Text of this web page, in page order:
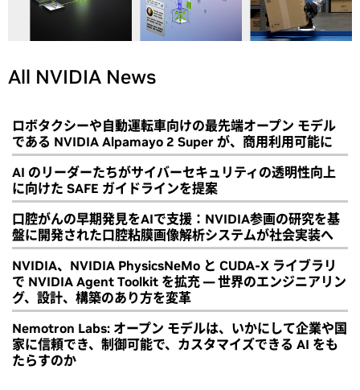
All NVIDIA News
ロボタクシーや自動運転車向けの最先端オープン モデル
である NVIDIA Alpamayo 2 Super が、商用利用可能に
AI のリーダーたちがサイバーセキュリティの透明性向上
に向けた SAFE ガイドラインを提案
口腔がんの早期発見をAIで支援：NVIDIA参画の研究を基
盤に開発された口腔粘膜画像解析システムが社会実装へ
NVIDIA、NVIDIA PhysicsNeMo と CUDA-X ライブラリ
で NVIDIA Agent Toolkit を拡充 ― 世界のエンジニアリン
グ、設計、構築のあり方を変革
Nemotron Labs: オープン モデルは、いかにして企業や国
家に信頼でき、制御可能で、カスタマイズできる AI をも
たらすのか